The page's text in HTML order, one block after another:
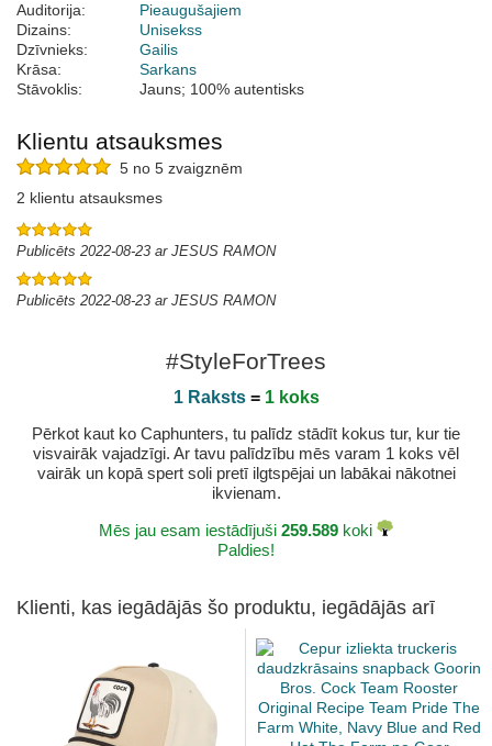
Auditorija:
Pieaugušajiem
Dizains:
Unisekss
Dzīvnieks:
Gailis
Krāsa:
Sarkans
Stāvoklis:
Jauns; 100% autentisks
Klientu atsauksmes
5 no 5 zvaigznēm
2 klientu atsauksmes
Publicēts 2022-08-23 ar JESUS RAMON
Publicēts 2022-08-23 ar JESUS RAMON
#StyleForTrees
1 Raksts= 1 koks
Pērkot kaut ko Caphunters, tu palīdz stādīt kokus tur, kur tie
visvairāk vajadzīgi. Ar tavu palīdzību mēs varam 1 koks vēl
vairāk un kopā spert soli pretī ilgtspējai un labākai nākotnei
ikvienam.
Mēs jau esam iestādījuši 259.589 koki
Paldies!
Klienti, kas iegādājās šo produktu, iegādājās arī